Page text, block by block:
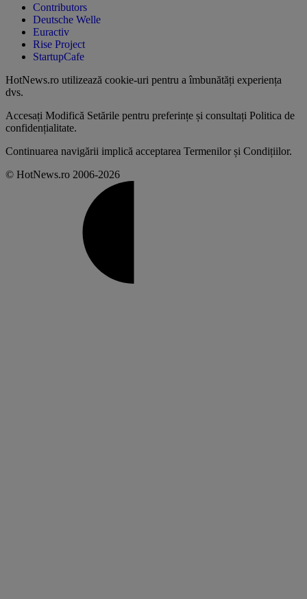
Contributors
Deutsche Welle
Euractiv
Rise Project
StartupCafe
HotNews.ro utilizează cookie-uri pentru a îmbunătăți experiența
dvs.
Accesați Modifică Setările pentru preferințe și consultați Politica de
confidențialitate.
Continuarea navigării implică acceptarea Termenilor și Condițiilor.
© HotNews.ro 2006-2026